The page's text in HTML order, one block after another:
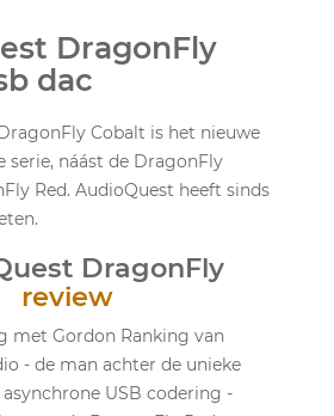
DragonFly
dac
Cobalt is het nieuwe
serie, náást de DragonFly
Red. AudioQuest heeft sinds
DragonFly
review
met Gordon Ranking van
- de man achter de unieke
USB codering -